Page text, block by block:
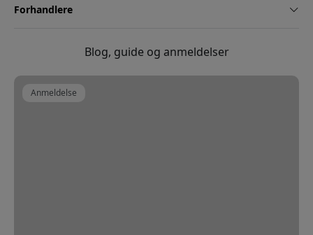
Forhandlere
Blog, guide og anmeldelser
Anmeldelse